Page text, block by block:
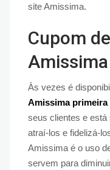
site Amissima.
Cupom
Amissima
Às vezes é
Amissima primeira
seus clientes e
atraí-los e fidelizá-
Amissima é o uso
servem para